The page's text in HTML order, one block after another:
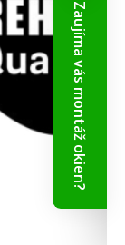
Zaujíma vás montáž okien?